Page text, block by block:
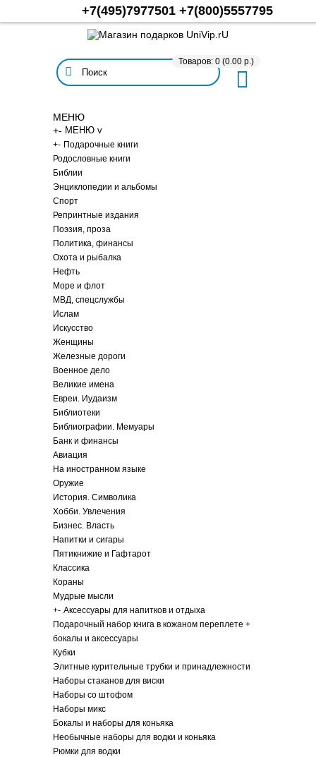
+7(495)7977501 +7(800)5557795
Товаров: 0 (0.00 р.)
МЕНЮ
+- МЕНЮ v
+- Подарочные книги
Родословные книги
Библии
Энциклопедии и альбомы
Спорт
Репринтные издания
Поэзия, проза
Политика, финансы
Охота и рыбалка
Нефть
Море и флот
МВД, спецслужбы
Ислам
Искусство
Женщины
Железные дороги
Военное дело
Великие имена
Евреи. Иудаизм
Библиотеки
Библиографии. Мемуары
Банк и финансы
Авиация
На иностранном языке
Оружие
История. Символика
Хобби. Увлечения
Бизнес. Власть
Напитки и сигары
Пятикнижие и Гафтарот
Классика
Кораны
Мудрые мысли
+- Аксессуары для напитков и отдыха
Подарочный набор книга в кожаном переплете +
бокалы и аксессуары
Кубки
Элитные курительные трубки и принадлежности
Наборы стаканов для виски
Наборы со штофом
Наборы микс
Бокалы и наборы для коньяка
Необычные наборы для водки и коньяка
Рюмки для водки